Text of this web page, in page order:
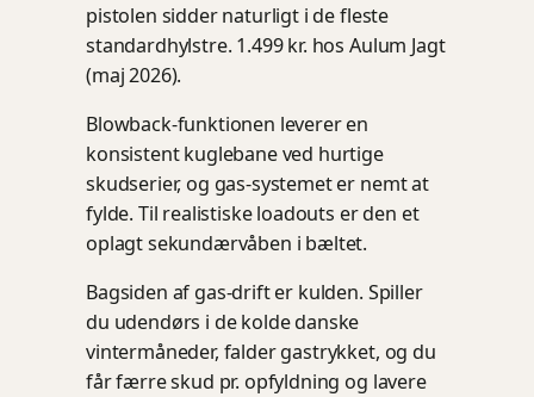
pistolen sidder naturligt i de fleste
standardhylstre. 1.499 kr. hos Aulum Jagt
(maj 2026).
Blowback-funktionen leverer en
konsistent kuglebane ved hurtige
skudserier, og gas-systemet er nemt at
fylde. Til realistiske loadouts er den et
oplagt sekundærvåben i bæltet.
Bagsiden af gas-drift er kulden. Spiller
du udendørs i de kolde danske
vintermåneder, falder gastrykket, og du
får færre skud pr. opfyldning og lavere